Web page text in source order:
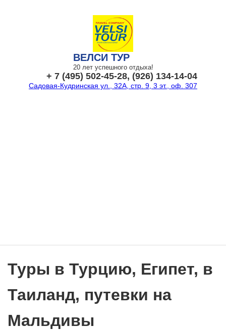
ВЕЛСИ ТУР
20 лет успешного отдыха!
+ 7 (495) 502-45-28, (926) 134-14-04
Садовая-Кудринская ул., 32А, стр. 9, 3 эт., оф. 307
Туры в Турцию, Египет, в
Таиланд, путевки на
Мальдивы